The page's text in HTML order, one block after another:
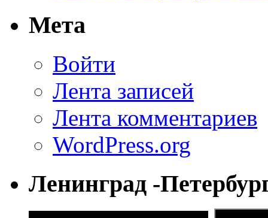
Мета
Войти
Лента записей
Лента комментариев
WordPress.org
Ленинград -